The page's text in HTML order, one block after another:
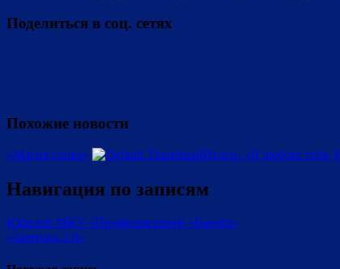
Поделиться в соц. сетях
Похожие новости
«Магия слова» Итоги. «Я люблю тебя,
Навигация по записям
Юбилей МКУ «Профилакторий «Бараба»
«Зарница 2.0»